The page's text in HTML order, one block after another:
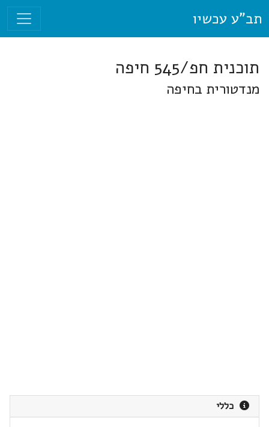
תב"ע עכשיו
תוכנית חפ/545 חיפה
מנדטורית בחיפה
כללי